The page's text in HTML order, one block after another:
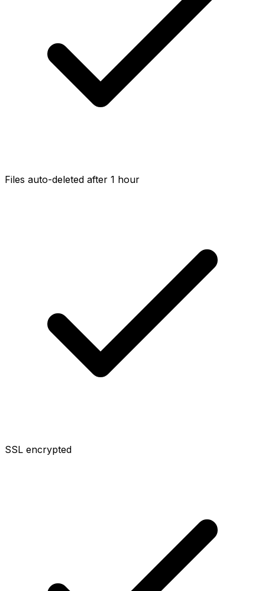
Files auto-deleted after 1 hour
SSL encrypted